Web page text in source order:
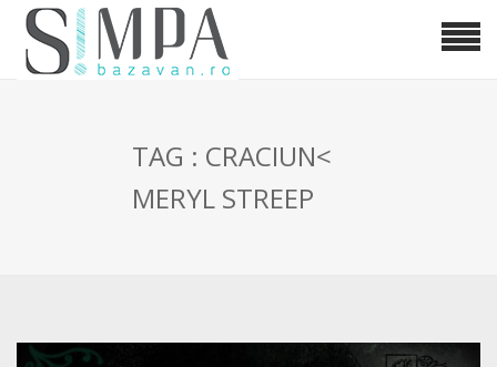
TAG : CRACIUN<
MERYL STREEP